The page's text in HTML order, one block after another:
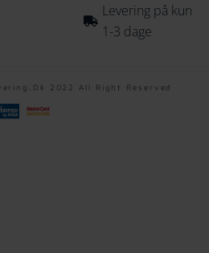
Levering på kun
1-3 dage
2022 All Right Reserved